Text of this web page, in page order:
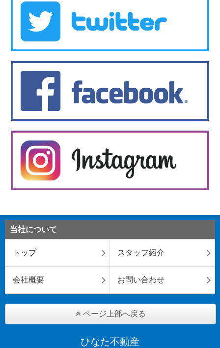
当社について
トップ スタッフ紹介
会社概要 お問い合わせ
ページ上部へ戻る
ひなた不動産